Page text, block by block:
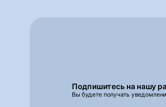
Подпишитесь на нашу
Вы будете получать